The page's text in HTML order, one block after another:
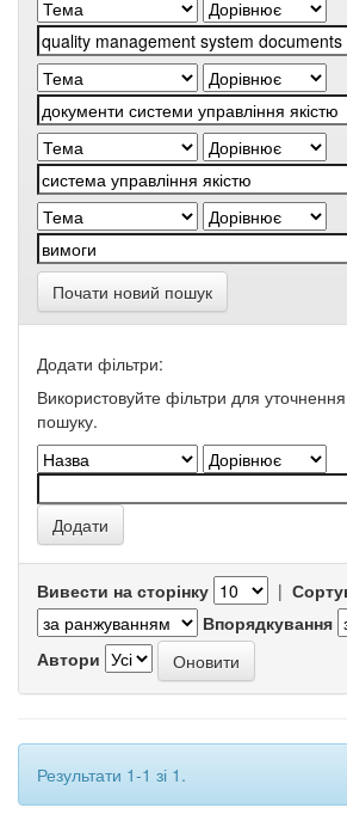
Почати новий пошук
Додати фільтри:
Використовуйте фільтри для уточнення
пошуку.
Вивести на сторінку |
Впорядкування
Автори
Результати 1-1 зі 1.